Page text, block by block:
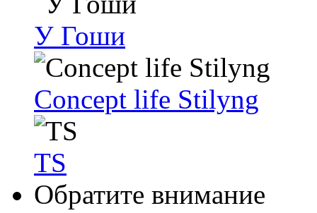
У Гоши
Concept life Stilyng
TS
Обратите внимание